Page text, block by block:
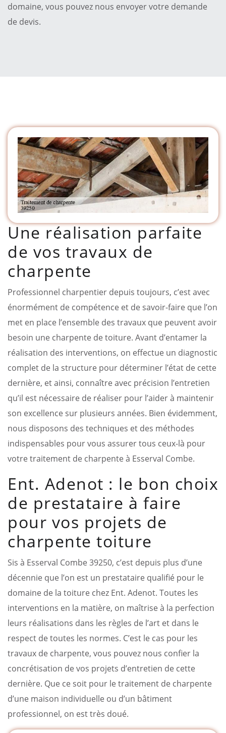
domaine, vous pouvez nous envoyer votre demande
de devis.
Une réalisation parfaite
de vos travaux de
charpente
Professionnel charpentier depuis toujours, c’est avec
énormément de compétence et de savoir-faire que l’on
met en place l’ensemble des travaux que peuvent avoir
besoin une charpente de toiture. Avant d’entamer la
réalisation des interventions, on effectue un diagnostic
complet de la structure pour déterminer l’état de cette
dernière, et ainsi, connaître avec précision l’entretien
qu’il est nécessaire de réaliser pour l’aider à maintenir
son excellence sur plusieurs années. Bien évidemment,
nous disposons des techniques et des méthodes
indispensables pour vous assurer tous ceux-là pour
votre traitement de charpente à Esserval Combe.
Ent. Adenot : le bon choix
de prestataire à faire
pour vos projets de
charpente toiture
Sis à Esserval Combe 39250, c’est depuis plus d’une
décennie que l’on est un prestataire qualifié pour le
domaine de la toiture chez Ent. Adenot. Toutes les
interventions en la matière, on maîtrise à la perfection
leurs réalisations dans les règles de l’art et dans le
respect de toutes les normes. C’est le cas pour les
travaux de charpente, vous pouvez nous confier la
concrétisation de vos projets d’entretien de cette
dernière. Que ce soit pour le traitement de charpente
d’une maison individuelle ou d’un bâtiment
professionnel, on est très doué.